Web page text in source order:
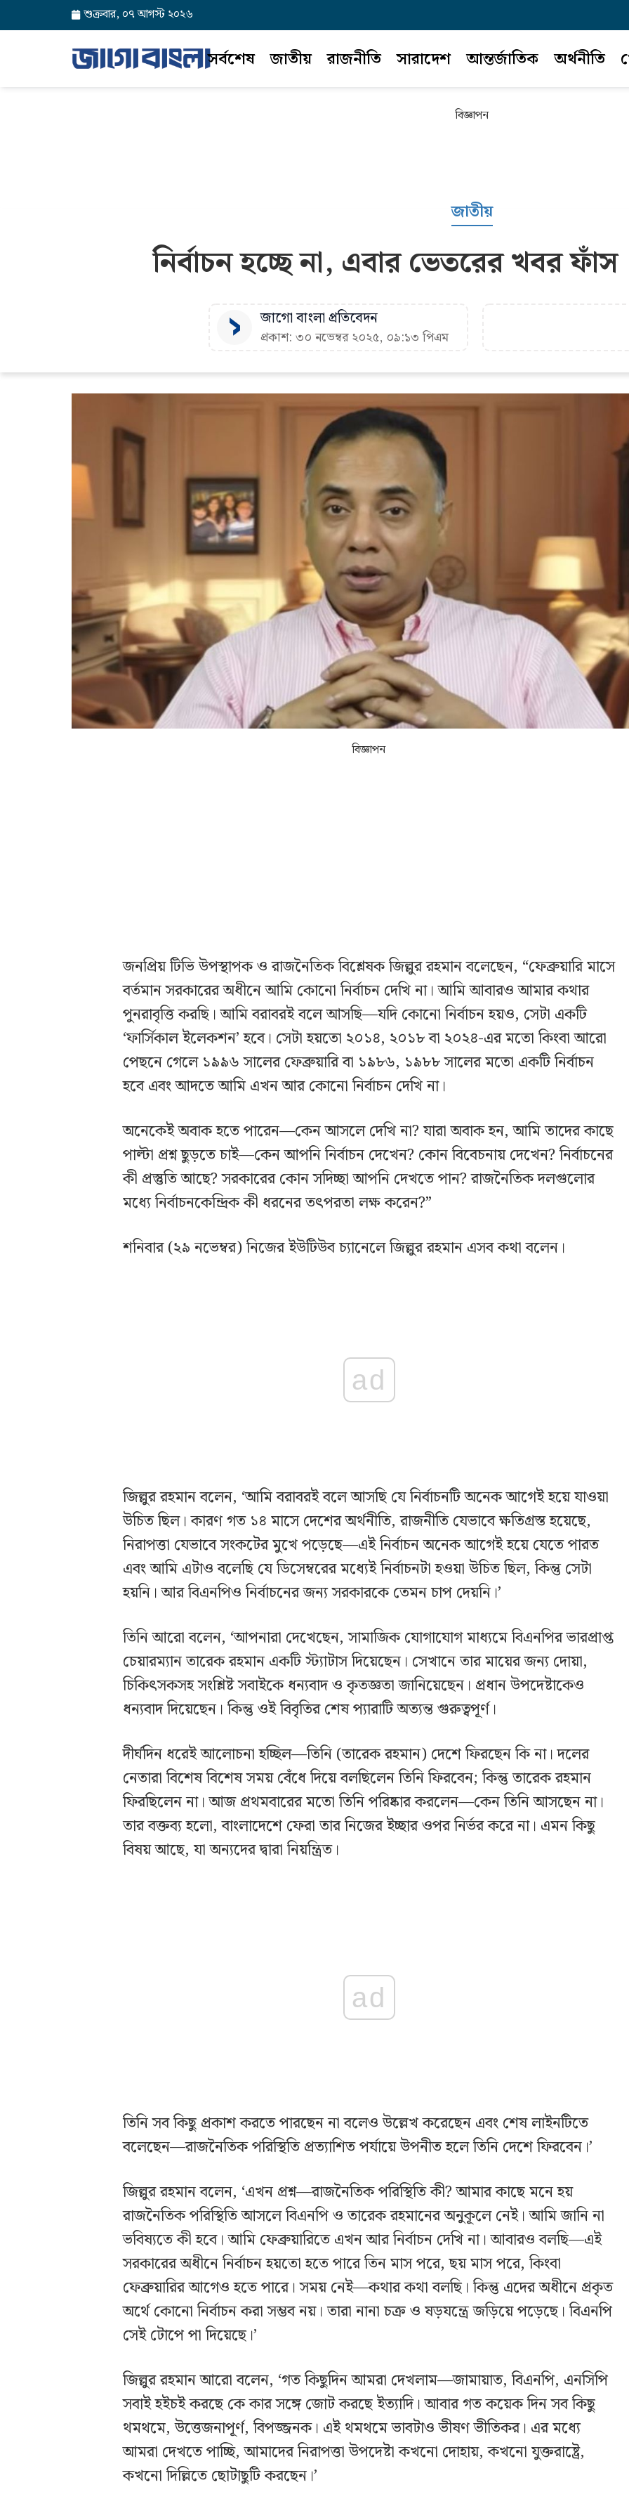
শুক্রবার, ০৭ আগস্ট ২০২৬
সর্বশেষ জাতীয় রাজনীতি সারাদেশ আন্তর্জাতিক অর্থনীতি
বিজ্ঞাপন
জাতীয়
নির্বাচন হচ্ছে না, এবার ভেতরের খবর
জাগো বাংলা প্রতিবেদন
প্রকাশ: ৩০ নভেম্বর ২০২৫, ০৯:১৩ পিএম
বিজ্ঞাপন
জনপ্রিয় টিভি উপস্থাপক ও রাজনৈতিক বিশ্লেষক জিল্লুর রহমান বলেছেন, “ফেব্রুয়ারি মাসে
বর্তমান সরকারের অধীনে আমি কোনো নির্বাচন দেখি না। আমি আবারও আমার কথার
পুনরাবৃত্তি করছি। আমি বরাবরই বলে আসছি—যদি কোনো নির্বাচন হয়ও, সেটা একটি
‘ফার্সিকাল ইলেকশন’ হবে। সেটা হয়তো ২০১৪, ২০১৮ বা ২০২৪-এর মতো কিংবা আরো
পেছনে গেলে ১৯৯৬ সালের ফেব্রুয়ারি বা ১৯৮৬, ১৯৮৮ সালের মতো একটি নির্বাচন
হবে এবং আদতে আমি এখন আর কোনো নির্বাচন দেখি না।
অনেকেই অবাক হতে পারেন—কেন আসলে দেখি না? যারা অবাক হন, আমি তাদের কাছে
পাল্টা প্রশ্ন ছুড়তে চাই—কেন আপনি নির্বাচন দেখেন? কোন বিবেচনায় দেখেন? নির্বাচনের
কী প্রস্তুতি আছে? সরকারের কোন সদিচ্ছা আপনি দেখতে পান? রাজনৈতিক দলগুলোর
মধ্যে নির্বাচনকেন্দ্রিক কী ধরনের তৎপরতা লক্ষ করেন?”
শনিবার (২৯ নভেম্বর) নিজের ইউটিউব চ্যানেলে জিল্লুর রহমান এসব কথা বলেন।
ad
জিল্লুর রহমান বলেন, ‘আমি বরাবরই বলে আসছি যে নির্বাচনটি অনেক আগেই হয়ে যাওয়া
উচিত ছিল। কারণ গত ১৪ মাসে দেশের অর্থনীতি, রাজনীতি যেভাবে ক্ষতিগ্রস্ত হয়েছে,
নিরাপত্তা যেভাবে সংকটের মুখে পড়েছে—এই নির্বাচন অনেক আগেই হয়ে যেতে পারত
এবং আমি এটাও বলেছি যে ডিসেম্বরের মধ্যেই নির্বাচনটা হওয়া উচিত ছিল, কিন্তু সেটা
হয়নি। আর বিএনপিও নির্বাচনের জন্য সরকারকে তেমন চাপ দেয়নি।’
তিনি আরো বলেন, ‘আপনারা দেখেছেন, সামাজিক যোগাযোগ মাধ্যমে বিএনপির ভারপ্রাপ্ত
চেয়ারম্যান তারেক রহমান একটি স্ট্যাটাস দিয়েছেন। সেখানে তার মায়ের জন্য দোয়া,
চিকিৎসকসহ সংশ্লিষ্ট সবাইকে ধন্যবাদ ও কৃতজ্ঞতা জানিয়েছেন। প্রধান উপদেষ্টাকেও
ধন্যবাদ দিয়েছেন। কিন্তু ওই বিবৃতির শেষ প্যারাটি অত্যন্ত গুরুত্বপূর্ণ।
দীর্ঘদিন ধরেই আলোচনা হচ্ছিল—তিনি (তারেক রহমান) দেশে ফিরছেন কি না। দলের
নেতারা বিশেষ বিশেষ সময় বেঁধে দিয়ে বলছিলেন তিনি ফিরবেন; কিন্তু তারেক রহমান
ফিরছিলেন না। আজ প্রথমবারের মতো তিনি পরিষ্কার করলেন—কেন তিনি আসছেন না।
তার বক্তব্য হলো, বাংলাদেশে ফেরা তার নিজের ইচ্ছার ওপর নির্ভর করে না। এমন কিছু
বিষয় আছে, যা অন্যদের দ্বারা নিয়ন্ত্রিত।
ad
তিনি সব কিছু প্রকাশ করতে পারছেন না বলেও উল্লেখ করেছেন এবং শেষ লাইনটিতে
বলেছেন—রাজনৈতিক পরিস্থিতি প্রত্যাশিত পর্যায়ে উপনীত হলে তিনি দেশে ফিরবেন।’
জিল্লুর রহমান বলেন, ‘এখন প্রশ্ন—রাজনৈতিক পরিস্থিতি কী? আমার কাছে মনে হয়
রাজনৈতিক পরিস্থিতি আসলে বিএনপি ও তারেক রহমানের অনুকূলে নেই। আমি জানি না
ভবিষ্যতে কী হবে। আমি ফেব্রুয়ারিতে এখন আর নির্বাচন দেখি না। আবারও বলছি—এই
সরকারের অধীনে নির্বাচন হয়তো হতে পারে তিন মাস পরে, ছয় মাস পরে, কিংবা
ফেব্রুয়ারির আগেও হতে পারে। সময় নেই—কথার কথা বলছি। কিন্তু এদের অধীনে প্রকৃত
অর্থে কোনো নির্বাচন করা সম্ভব নয়। তারা নানা চক্র ও ষড়যন্ত্রে জড়িয়ে পড়েছে। বিএনপি
সেই টোপে পা দিয়েছে।’
জিল্লুর রহমান আরো বলেন, ‘গত কিছুদিন আমরা দেখলাম—জামায়াত, বিএনপি, এনসিপি
সবাই হইচই করছে কে কার সঙ্গে জোট করছে ইত্যাদি। আবার গত কয়েক দিন সব কিছু
থমথমে, উত্তেজনাপূর্ণ, বিপজ্জনক। এই থমথমে ভাবটাও ভীষণ ভীতিকর। এর মধ্যে
আমরা দেখতে পাচ্ছি, আমাদের নিরাপত্তা উপদেষ্টা কখনো দোহায়, কখনো যুক্তরাষ্ট্রে,
কখনো দিল্লিতে ছোটাছুটি করছেন।’